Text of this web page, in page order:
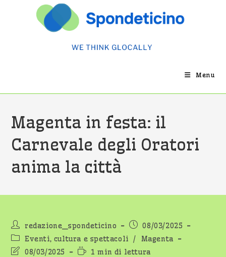
Menu
Magenta in festa: il
Carnevale degli Oratori
anima la città
Autore
dell'articolo:
redazione_spondeticino
Articolo
pubblicato:
08/03/2025
Categoria
dell'articolo:
Eventi, cultura e spettacoli /
Magenta
Ultima08/03/2025
Tempo1 min di lettura